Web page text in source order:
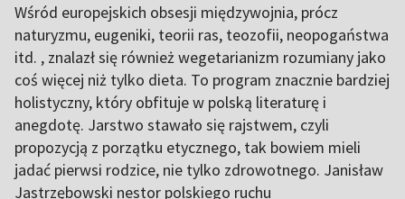
Wśród europejskich obsesji międzywojnia, prócz
naturyzmu, eugeniki, teorii ras, teozofii, neopogaństwa
itd. , znalazł się również wegetarianizm rozumiany jako
coś więcej niż tylko dieta. To program znacznie bardziej
holistyczny, który obfituje w polską literaturę i
anegdotę. Jarstwo stawało się rajstwem, czyli
propozycją z porzątku etycznego, tak bowiem mieli
jadać pierwsi rodzice, nie tylko zdrowotnego. Janisław
Jastrzębowski nestor polskiego ruchu